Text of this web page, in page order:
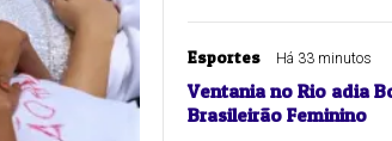
Esportes Há 33 minutos
Ventania no Rio adia
Brasileirão Feminino